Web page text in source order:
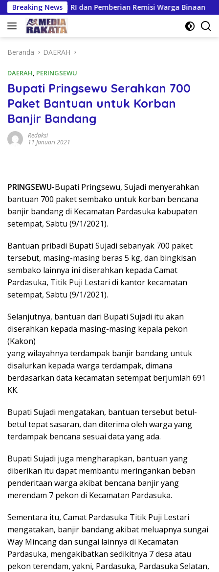
Langsung
ke
konten
Breaking News
Ke-81 RI dan Pemberian Remisi Warga Binaan
Beranda DAERAH
DAERAH, PERINGSEWU
Bupati Pringsewu Serahkan 700
Paket Bantuan untuk Korban
Banjir Bandang
Redaksi
11 Januari 2021
PRINGSEWU-Bupati Pringsewu, Sujadi menyerahkan
bantuan 700 paket sembako untuk korban bencana
banjir bandang di Kecamatan Pardasuka kabupaten
setempat, Sabtu (9/1/2021).
Bantuan pribadi Bupati Sujadi sebanyak 700 paket
tersebut, masing-masing beras 5 kg, dan bingkisan
sembako lainnya ini diserahkan kepada Camat
Pardasuka, Titik Puji Lestari di kantor kecamatan
setempat, Sabtu (9/1/2021).
Selanjutnya, bantuan dari Bupati Sujadi itu akan
diserahkan kepada masing-masing kepala pekon
(Kakon)
yang wilayahnya terdampak banjir bandang untuk
disalurkan kepada warga terdampak, dimana
berdasarkan data kecamatan setempat berjumlah 691
KK.
Bupati Sujadi mengatakan, bantuan tersebut betul-
betul tepat sasaran, dan diterima oleh warga yang
terdampak bencana sesuai data yang ada.
Bupati Sujadi juga mengharapkan, bantuan yang
diberikan itu dapat membantu meringankan beban
penderitaan warga akibat bencana banjir yang
merendam 7 pekon di Kecamatan Pardasuka.
Sementara itu, Camat Pardasuka Titik Puji Lestari
mengatakan, banjir bandang akibat meluapnya sungai
Way Mincang dan sungai lainnya di Kecamatan
Pardasuka, mengakibatkan sedikitnya 7 desa atau
pekon terendam, yakni, Pardasuka, Pardasuka Selatan,